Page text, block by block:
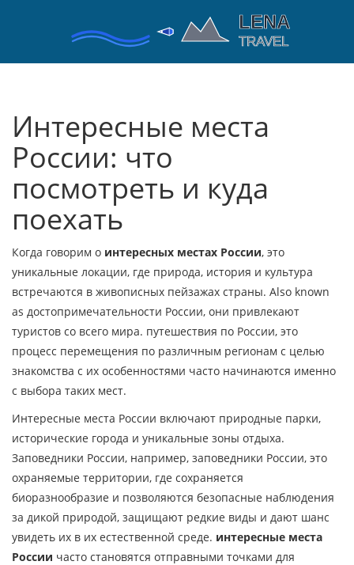
Интересные места
России: что
посмотреть и куда
поехать
Когда говорим о интересных местах России, это
уникальные локации, где природа, история и культура
встречаются в живописных пейзажах страны. Also known
as достопримечательности России, они привлекают
туристов со всего мира. путешествия по России, это
процесс перемещения по различным регионам с целью
знакомства с их особенностями часто начинаются именно
с выбора таких мест.
Интересные места России включают природные парки,
исторические города и уникальные зоны отдыха.
Заповедники России, например, заповедники России, это
охраняемые территории, где сохраняется
биоразнообразие и позволяются безопасные наблюдения
за дикой природой, защищают редкие виды и дают шанс
увидеть их в их естественной среде. интересные места
России часто становятся отправными точками для